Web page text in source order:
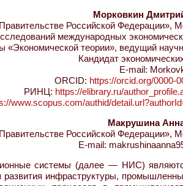
Морковкин
Российской Федерации»,
международных
«Экономической теории», ведущий
Кандидат
E-mail:
ORCID: https://orcid.org/0000-
РИНЦ: https://elibrary.ru/
www.scopus.com/authid/
Макрушина
Российской Федерации»,
E-mail:
системы (далее — НИС)
инфраструктуры,